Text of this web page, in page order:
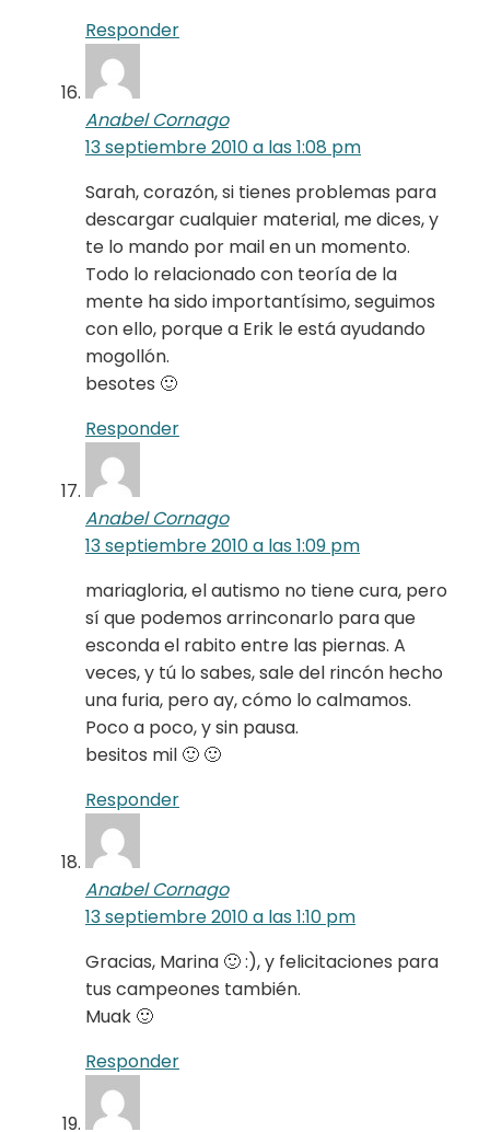
Responder
Anabel Cornago
13 septiembre 2010 a las 1:08 pm
Sarah, corazón, si tienes problemas para
descargar cualquier material, me dices, y
te lo mando por mail en un momento.
Todo lo relacionado con teoría de la
mente ha sido importantísimo, seguimos
con ello, porque a Erik le está ayudando
mogollón.
besotes 🙂
Responder
Anabel Cornago
13 septiembre 2010 a las 1:09 pm
mariagloria, el autismo no tiene cura, pero
sí que podemos arrinconarlo para que
esconda el rabito entre las piernas. A
veces, y tú lo sabes, sale del rincón hecho
una furia, pero ay, cómo lo calmamos.
Poco a poco, y sin pausa.
besitos mil 🙂 🙂
Responder
Anabel Cornago
13 septiembre 2010 a las 1:10 pm
Gracias, Marina 🙂 :), y felicitaciones para
tus campeones también.
Muak 🙂
Responder